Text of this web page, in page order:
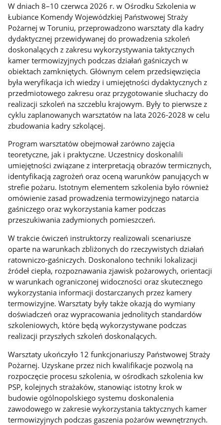
W dniach 8–10 czerwca 2026 r. w Ośrodku Szkolenia w
Łubiance Komendy Wojewódzkiej Państwowej Straży
Pożarnej w Toruniu, przeprowadzono warsztaty dla kadry
dydaktycznej przewidywanej do prowadzenia szkoleń
doskonalących z zakresu wykorzystywania taktycznych
kamer termowizyjnych podczas działań gaśniczych w
obiektach zamkniętych. Głównym celem przedsięwzięcia
była weryfikacja ich wiedzy i umiejętności dydaktycznych z
przedmiotowego zakresu oraz przygotowanie słuchaczy do
realizacji szkoleń na szczeblu krajowym. Były to pierwsze z
cyklu zaplanowanych warsztatów na lata 2026-2028 w celu
zbudowania kadry szkolącej.
Program warsztatów obejmował zarówno zajęcia
teoretyczne, jak i praktyczne. Uczestnicy doskonalili
umiejętności związane z interpretacją obrazów termicznych,
identyfikacją zagrożeń oraz oceną warunków panujących w
strefie pożaru. Istotnym elementem szkolenia było również
omówienie zasad prowadzenia termowizyjnego natarcia
gaśniczego oraz wykorzystania kamer podczas
przeszukiwania zadymionych pomieszczeń.
W trakcie ćwiczeń instruktorzy realizowali scenariusze
oparte na warunkach zbliżonych do rzeczywistych działań
ratowniczo-gaśniczych. Doskonalono techniki lokalizacji
źródeł ciepła, rozpoznawania zjawisk pożarowych, orientacji
w warunkach ograniczonej widoczności oraz skutecznego
wykorzystania informacji dostarczanych przez kamery
termowizyjne. Warsztaty były także okazją do wymiany
doświadczeń oraz wypracowania jednolitych standardów
szkoleniowych, które będą wykorzystywane podczas
realizacji przyszłych szkoleń doskonalących.
Warsztaty ukończyło 12 funkcjonariuszy Państwowej Straży
Pożarnej. Uzyskane przez nich kwalifikacje pozwolą na
rozpoczęcie procesu szkolenia, w ośrodkach szkolenia kw
PSP, kolejnych strażaków, stanowiąc istotny krok w
budowie ogólnopolskiego systemu doskonalenia
zawodowego w zakresie wykorzystania taktycznych kamer
termowizyjnych podczas gaszenia pożarów wewnętrznych.